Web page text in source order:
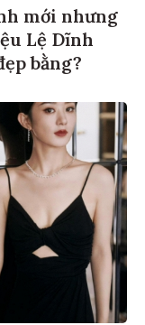
mới nhưng
Lệ Dĩnh
bằng?